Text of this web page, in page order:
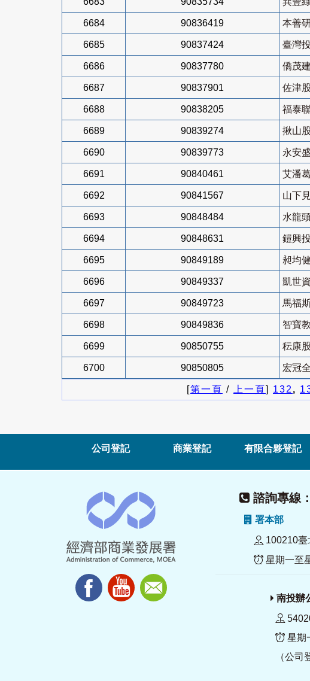
6684 90836419 本善
6685 90837424 臺灣
6686 90837780 僑茂
6687 90837901 佐津
6688 90838205 福泰
6689 90839274 揪山
6690 90839773 永安
6691 90840461 艾潘
6692 90841567 山下
6693 90848484 水龍
6694 90848631 鎧興
6695 90849189 昶均
6696 90849337 凱世
6697 90849723 馬福
6698 90849836 智寶
6699 90850755 秐康
6700 90850805 宏冠
[第一頁 / 上一頁] 132,
公司登記 商業登記 有限合夥登記
諮詢專線
署本部
100210
星期一至
南投辦
星期
（公司